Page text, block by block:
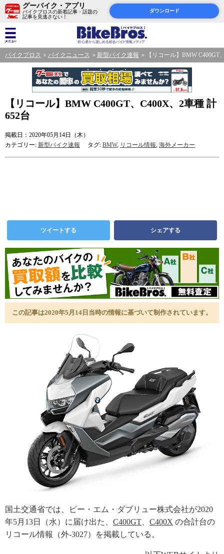
グーバイク・アプリ
バイクブロスの新着記事・話題の
記事を見逃さない！
ダウンロード
バイクブロス バイクニュース 新型バイク速報 【リコール】BMW C400GT
【リコール】BMW C400GT、C400X、2車種 計
652台
掲載日：2020年05月14日（木）
カテゴリー: 新型バイク速報 タグ: BMW, リコール情報, 海外メーカー
ツイートする シェアする
この記事は2020年5月14日当時の情報に基づいて制作されています。
国土交通省では、ビー・エム・ダブリュー株式会社が2020
年5月13日（水）に届け出た、 C400GT、 C400X の合計台の
リコール情報（外-3027）を掲載している。